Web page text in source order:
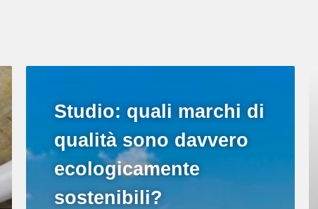
Studio: quali marchi di
qualità sono davvero
ecologicamente
sostenibili?